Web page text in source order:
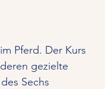
Pferd. Der Kurs
gezielte
Sechs